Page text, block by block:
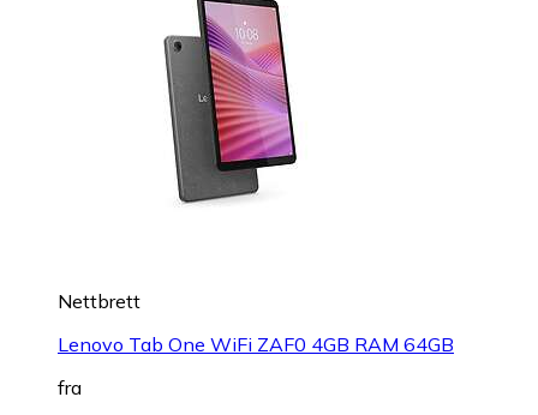
Nettbrett
Lenovo Tab One WiFi ZAF0 4GB RAM 64GB
fra